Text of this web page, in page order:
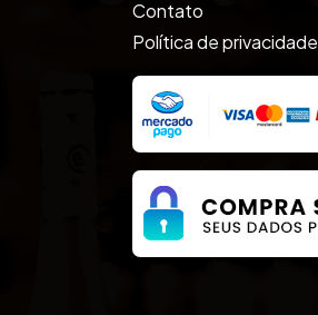
Contato
Política de privacidade